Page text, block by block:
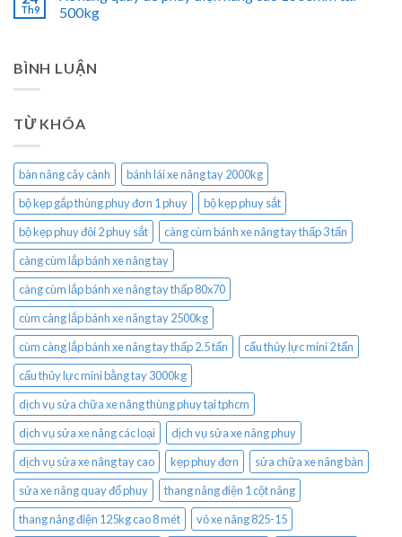
Th9
500kg
BÌNH LUẬN
TỪ KHÓA
bàn nâng cây cành
bánh lái xe nâng tay 2000kg
bộ kẹp gắp thùng phuy đơn 1 phuy
bộ kẹp phuy sắt
bộ kẹp phuy đôi 2 phuy sắt
càng cùm bánh xe nâng tay thấp 3 tấn
càng cùm lắp bánh xe nâng tay
càng cùm lắp bánh xe nâng tay thấp 80x70
cùm càng lắp bánh xe nâng tay 2500kg
cùm càng lắp bánh xe nâng tay thấp 2.5 tấn
cẩu thủy lực mini 2 tấn
cẩu thủy lực mini bằng tay 3000kg
dịch vụ sửa chữa xe nâng thùng phuy tại tphcm
dịch vụ sửa xe nâng các loại
dịch vụ sửa xe nâng phuy
dịch vụ sửa xe nâng tay cao
kẹp phuy đơn
sửa chữa xe nâng bàn
sửa xe nâng quay đổ phuy
thang nâng điện 1 cột nâng
thang nâng điện 125kg cao 8 mét
vỏ xe nâng 825-15